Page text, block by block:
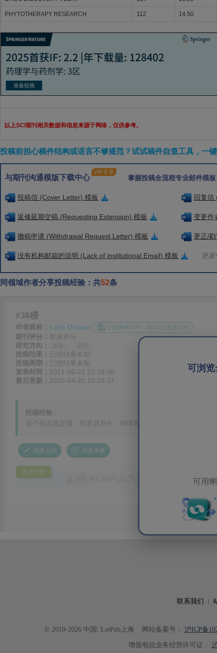
PHYTOTHERAPY RESEARCH 112 14.50
以上SCI期刊相关数据和信息来源于网络，仅供参考。
投稿前担心稿件结构或语言不够规范？试试稿件自查工具，一
与期刊沟通模版下载中心
VIP专享
掌握投稿全流程专业邮件模
投稿信 (Cover Letter) 模板 回复信
返修延期交稿 (Requesting Extension) 模板 变更作
撤稿申请 (Withdrawal Request Letter) 模板 更正/
没有机构邮箱的说明 (Lack of institutional Email) 模板 更
同领域作者分享投稿经验：共52条
可浏
可用
#36楼
作者昵称： Leila Occam 下载蝌蝌APP，和TA沟通更轻松
期刊评分： 暂未评分
研究方向：
投稿结果： 已投结果未知
投稿周期： 已投结果未知
发表时间： 2011-06-21 22:18:48
最后更新： 2026-04-20 19:26:37
投稿经验：
这个杂志就是慢，但是容易中，08年的时候还要纸质版，和硬
我要点评 回复本楼
发表范例
感谢LetPub为本论文提供专业
效应及界面电荷传输等研究内容，
论述逻辑进行了系统梳理，使研究
析及机理讨论之间的关系更加清晰
联系我们
© 2010-2026 中国: LetPub上海 网站备案号： 沪ICP备
增值电信业务经营许可证：